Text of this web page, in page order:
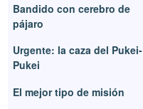
Bandido con cerebro de
pájaro
Urgente: la caza del Pukei-
Pukei
El mejor tipo de misión